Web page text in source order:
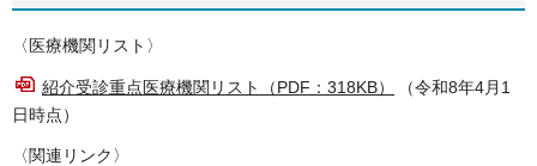
〈医療機関リスト〉
紹介受診重点医療機関リスト（PDF：318KB）
（令和8年4月1
日時点）
〈関連リンク〉